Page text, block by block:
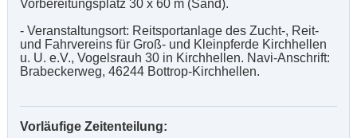
Vorbereitungsplatz 30 x 60 m (Sand).
- Veranstaltungsort: Reitsportanlage des Zucht-, Reit-
und Fahrvereins für Groß- und Kleinpferde Kirchhellen
u. U. e.V., Vogelsrauh 30 in Kirchhellen. Navi-Anschrift:
Brabeckerweg, 46244 Bottrop-Kirchhellen.
Vorläufige Zeitenteilung: